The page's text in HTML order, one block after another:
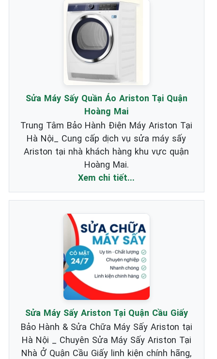
Sửa Máy Sấy Quần Áo Ariston Tại Quận
Hoàng Mai
Trung Tâm Bảo Hành Điện Máy Ariston Tại
Hà Nội_ Cung cấp dịch vụ sửa máy sấy
Ariston tại nhà khách hàng khu vực quận
Hoàng Mai.
Xem chi tiết...
Sửa Máy Sấy Ariston Tại Quận Cầu Giấy
Bảo Hành & Sửa Chữa Máy Sấy Ariston tại
Hà Nội _ Chuyên Sửa Máy Sấy Ariston Tại
Nhà Ở Quận Cầu Giấy linh kiện chính hãng,